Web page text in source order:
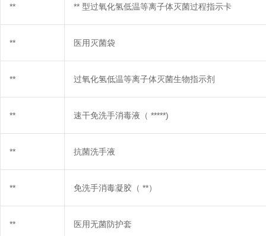
** ** 型过氧化氢低温等离子体灭菌过程指示卡
** 医用灭菌袋
** 过氧化氢低温等离子体灭菌生物指示剂
** 速干免洗手消毒液（ *****)
** 抗菌洗手液
** 免洗手消毒凝胶（ **）
** 医用无菌防护套